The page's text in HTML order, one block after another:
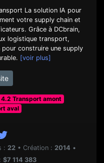
La solution IA pour
votre supply chain et
Grâce à DCbrain,
logistique transport,
construire une supply
[voir plus]
4.2 Transport amont
aval
: 22 • Création : 2014 •
$7 114 383